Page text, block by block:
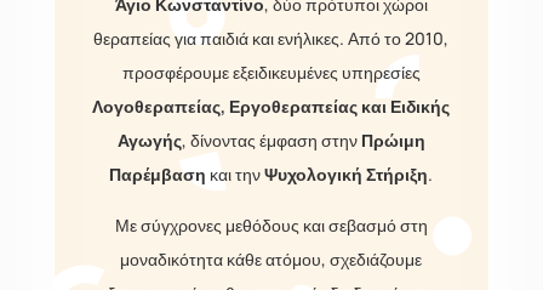
Εξέλιξης Ειρήνη Μίκροβα στο Αγρίνιο και τον
Άγιο Κωνσταντίνο, δύο πρότυποι χώροι
θεραπείας για παιδιά και ενήλικες. Από το 2010,
προσφέρουμε εξειδικευμένες υπηρεσίες
Λογοθεραπείας, Εργοθεραπείας και Ειδικής
Αγωγής, δίνοντας έμφαση στηνΠρώιμη
Παρέμβαση
και τηνΨυχολογική Στήριξη
Με σύγχρονες μεθόδους και σεβασμό στη